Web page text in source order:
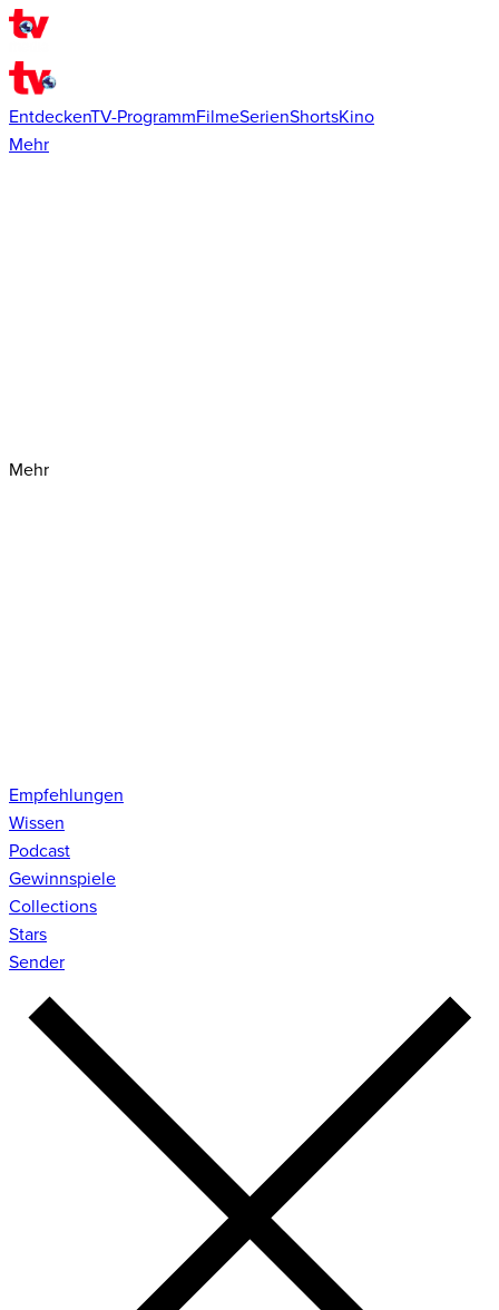
EntdeckenTV-ProgrammFilmeSerienShortsKino
Mehr
Mehr
Empfehlungen
Wissen
Podcast
Gewinnspiele
Collections
Stars
Sender